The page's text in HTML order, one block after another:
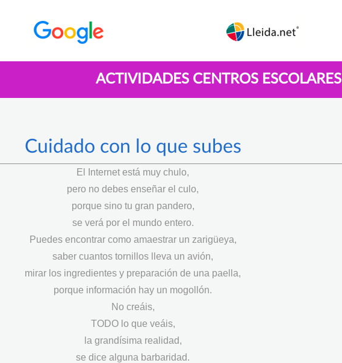
ACTIVIDADES CENTROS ESCOLARES
Cuidado con lo que subes
El Internet está muy chulo,
pero no debes enseñar el culo,
porque sino tu gran pandero,
se verá por el mundo entero.
Puedes encontrar como amaestrar un zarigüeya,
saber cuantos tornillos lleva un avión,
mirar los ingredientes y preparación de una paella,
porque información hay un mogollón.
No creáis,
TODO lo que veáis,
la grandísima realidad,
se dice alguna barbaridad.